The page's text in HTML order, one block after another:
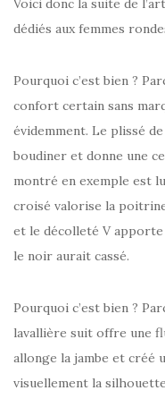
Voici donc la suite de
dédiés aux femmes
Pourquoi c’est bien ?
confort certain sans
évidemment. Le plissé
boudiner et donne une
montré en exemple est
croisé valorise la
et le décolleté V apporte
le noir aurait cassé.
Pourquoi c’est bien ?
lavallière suit offre une
allonge la jambe et créé
visuellement la